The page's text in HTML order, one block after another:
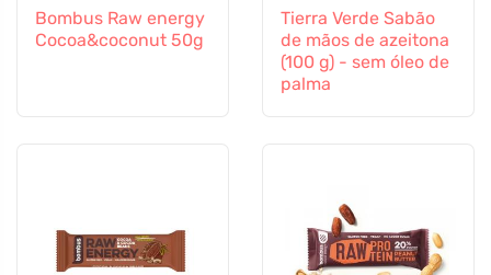
Bombus Raw energy
Cocoa&coconut 50g
Tierra Verde Sabão
de mãos de azeitona
(100 g) - sem óleo de
palma